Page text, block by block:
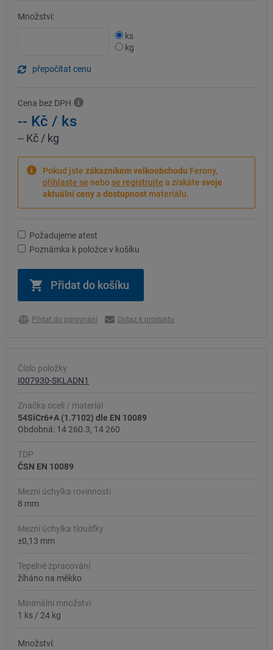
Množství:
ks
kg
přepočítat cenu
Cena bez DPH
-- Kč / ks
-- Kč / kg
Pokud jste zákazníkem velkoobchodu Ferony,
přihlaste se nebose registrujte a získáte svoje
aktuální cenya dostupnost materiálu.
Požadujeme atest
Poznámka k položce v košíku
Přidat do porovnání Dotaz k produktu
Číslo položky
I007930-SKLADN1
Značka oceli / materiál
54SiCr6+A (1.7102) dle EN 10089
Obdobná: 14 260.3, 14 260
TDP
ČSN EN 10089
Mezní úchylka rovinnosti
8 mm
Mezní úchylka tloušťky
±0,13 mm
Tepelné zpracování
žíháno na měkko
Minimální množství
1 ks / 24 kg
Množství: